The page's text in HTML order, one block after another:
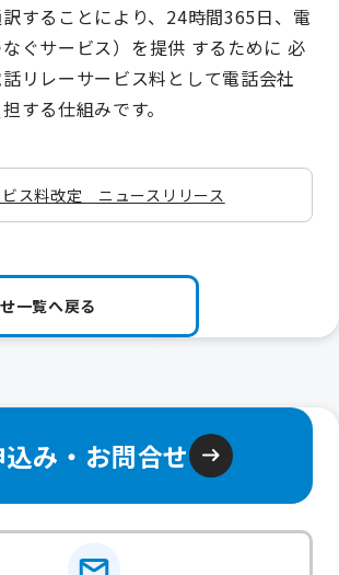
することにより、24時間365日、電
なぐサービス）を提供 するために 必
リレーサービス料として電話会社
する仕組みです。
ス料改定 ニュースリリース
一覧へ戻る
込み・お問合せ